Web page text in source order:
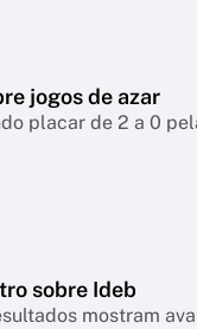
jogos de azar
placar de 2 a 0
sobre Ideb
mostram